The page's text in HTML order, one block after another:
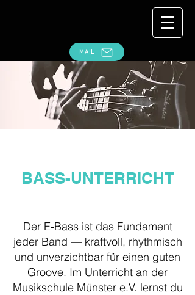
MAIL
BASS-UNTERRICHT
Der E‑Bass ist das Fundament
jeder Band — kraftvoll, rhythmisch
und unverzichtbar für einen guten
Groove. Im Unterricht an der
Musikschule Münster e.V. lernst du